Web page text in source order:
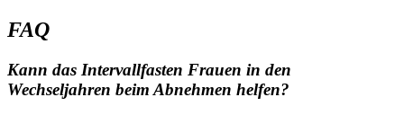
FAQ
Kann das Intervallfasten Frauen in den
Wechseljahren beim Abnehmen helfen?